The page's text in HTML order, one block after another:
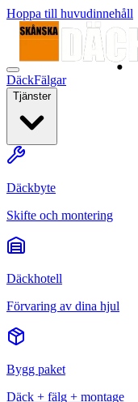
Hoppa till huvudinnehåll
DäckFälgar
Tjänster
Däckbyte
Skifte och montering
Däckhotell
Förvaring av dina hjul
Bygg paket
Däck + fälg + montage